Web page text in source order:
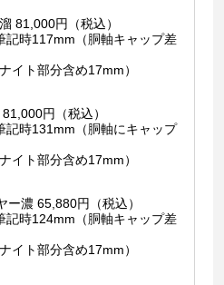
81,000円（税込）
記時117mm（胴軸キャップ差
イト部分含め17mm）
円（税込）
記時131mm（胴軸にキャップ
イト部分含め17mm）
ー濃 65,880円（税込）
記時124mm（胴軸キャップ差
イト部分含め17mm）